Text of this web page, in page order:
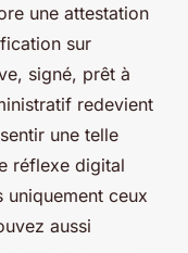
une attestation
sur
signé, prêt à
redevient
une telle
réflexe digital
ceux
aussi